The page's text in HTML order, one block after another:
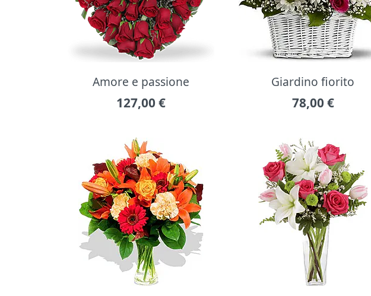
Amore e passione
127,00 €
Giardino fiorito
78,00 €